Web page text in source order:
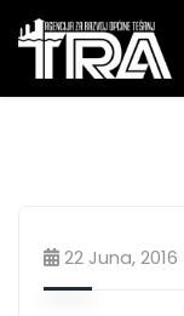
22 Juna, 2016